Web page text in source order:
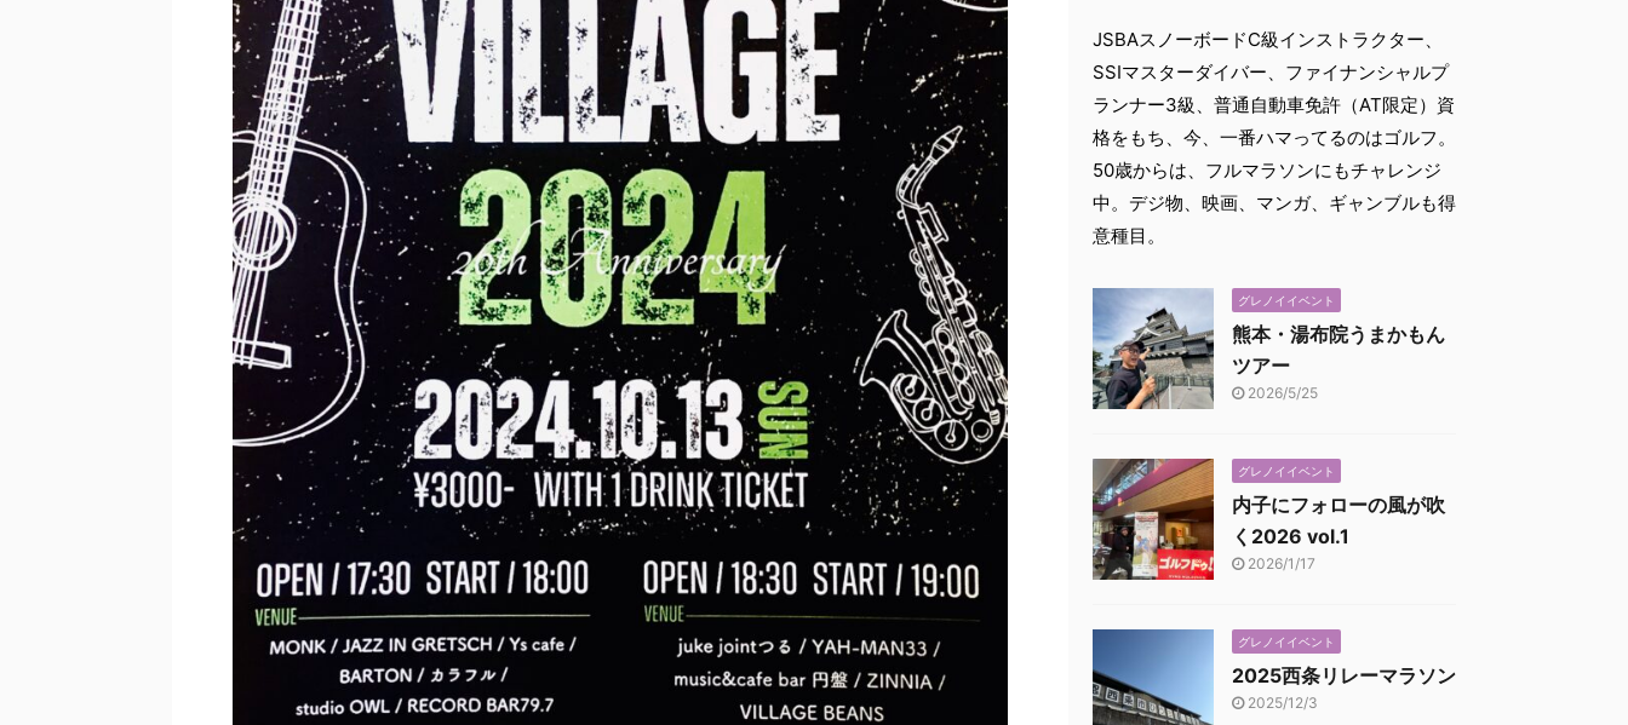
JSBAスノーボードC級インストラクター、
SSIマスターダイバー、ファイナンシャルプ
ランナー3級、普通自動車免許（AT限定）資
格をもち、今、一番ハマってるのはゴルフ。
50歳からは、フルマラソンにもチャレンジ
中。デジ物、映画、マンガ、ギャンブルも得
意種目。
グレノイイベント
熊本・湯布院うまかもん
ツアー
2026/5/25
グレノイイベント
内子にフォローの風が吹
く2026 vol.1
2026/1/17
グレノイイベント
2025西条リレーマラソン
2025/12/3